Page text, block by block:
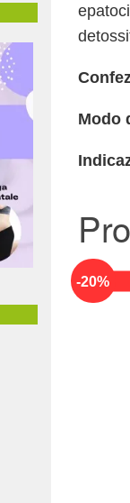
Modo
-20%